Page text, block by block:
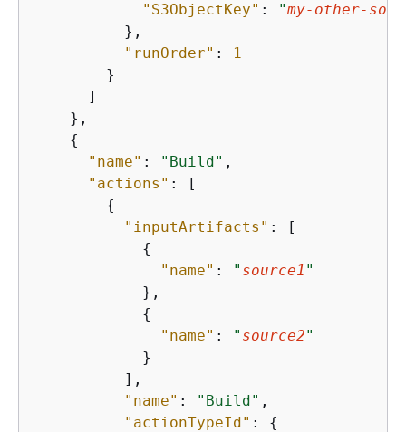
"S3ObjectKey" : "my-other-
          },
"runOrder" :
1
        }
      ]
    },
{
"name" : "Build" ,
"actions" : [
{
"inputArtifacts" : [
{
"name" : " source1 "
            },
{
"name" : " source2"
            }
          ],
"name" : "Build" ,
"actionTypeId" : {